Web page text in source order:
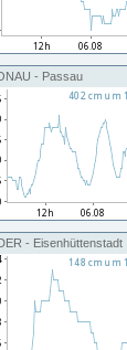
- Passau
- Eisenhüttenstadt